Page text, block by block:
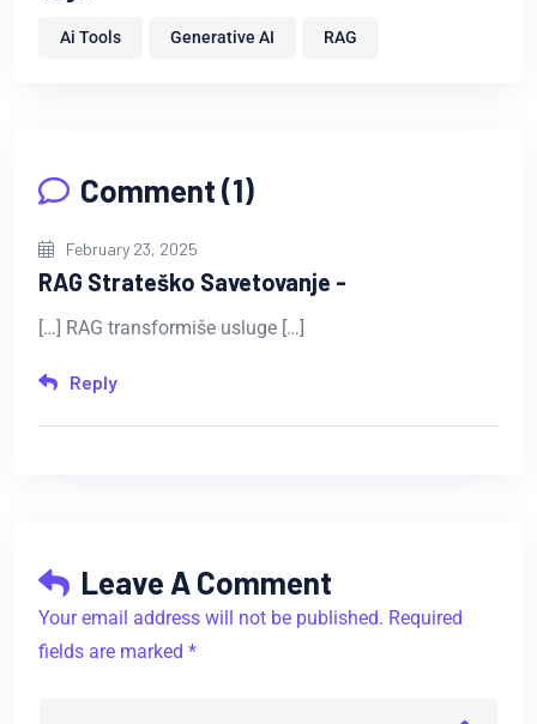
Ai Tools Generative AI RAG
Comment (1)
February 23, 2025
RAG Strateško Savetovanje -
[…] RAG transformiše usluge […]
Reply
Leave A Comment
Your email address will not be published. Required
fields are marked *